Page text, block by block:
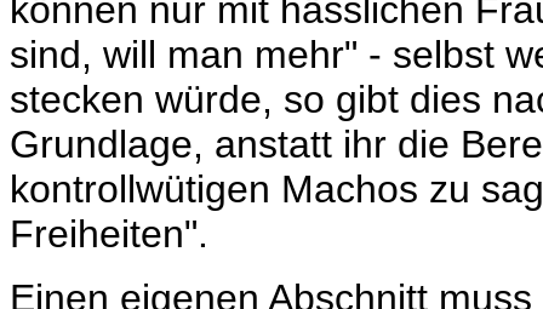
können nur mit hässlichen
sind, will man mehr" - selbst
stecken würde, so gibt dies
Grundlage, anstatt ihr die
kontrollwütigen Machos zu
Freiheiten".
Einen eigenen Abschnitt